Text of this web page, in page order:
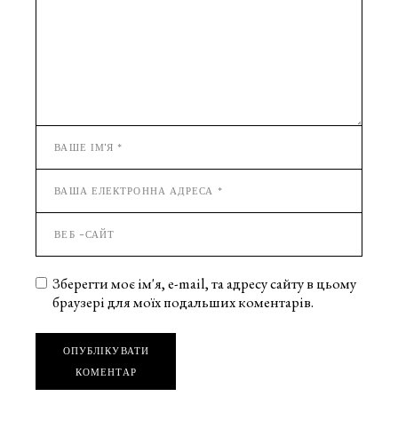
Зберегти моє ім'я, e-mail, та адресу сайту в цьому
браузері для моїх подальших коментарів.
ОПУБЛІКУВАТИ
КОМЕНТАР